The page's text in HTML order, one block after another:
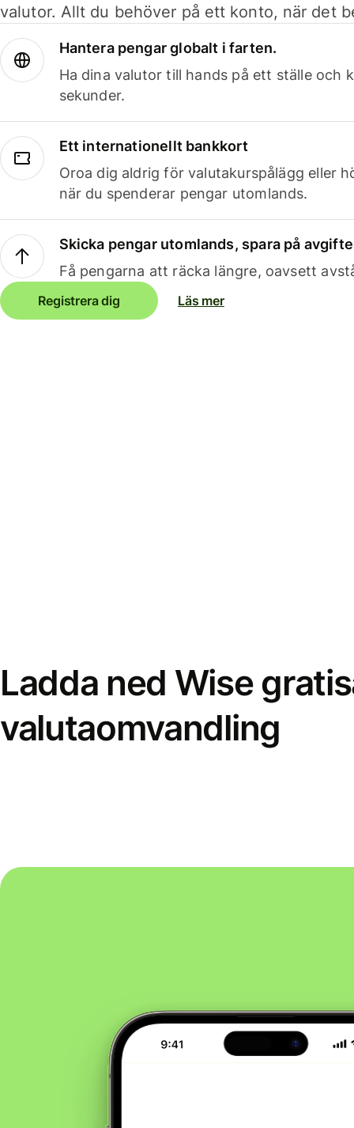
valutor. Allt du behöver på ett konto, när det
Hantera pengar globalt i farten.
Ha dina valutor till hands på ett ställe och
sekunder.
Ett internationellt bankkort
Oroa dig aldrig för valutakurspålägg eller
när du spenderar pengar utomlands.
Skicka pengar utomlands, spara på
Få pengarna att räcka längre, oavsett
Registrera dig Läs mer
Ladda ned Wise
valutaomvandling